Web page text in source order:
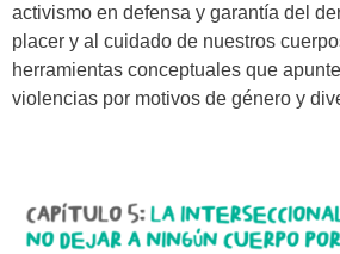
activismo en defensa y garantía del
placer y al cuidado de nuestros
herramientas conceptuales que
violencias por motivos de género y